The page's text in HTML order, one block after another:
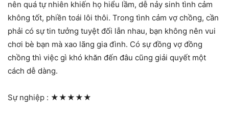
nên quá tự nhiên khiến họ hiểu lầm, dễ nảy sinh tình cảm
không tốt, phiền toái lôi thôi. Trong tình cảm vợ chồng, cần
phải có sự tin tưởng tuyệt đối lẫn nhau, bạn không nên vui
chơi bè bạn mà xao lãng gia đình. Có sự đồng vợ đồng
chồng thì việc gì khó khăn đến đâu cũng giải quyết một
cách dễ dàng.
Sự nghiệp : ★★★★★